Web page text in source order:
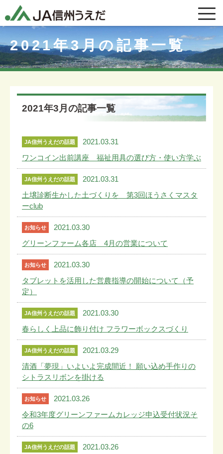
2021年3月の記事一覧
2021年3月の記事一覧
JA信州うえだの話題
2021.03.31
ワンコイン出前講座 福祉用具の選び方・使い方学ぶ
JA信州うえだの話題
2021.03.31
土壌診断生かした土づくりを 第3回ほうさくマスタ
ーclub
お知らせ
2021.03.30
グリーンファーム各店 4月の営業について
お知らせ
2021.03.30
タブレットを活用した営農指導の開始について（予
定）
JA信州うえだの話題
2021.03.30
春らしく上品に飾り付け フラワーボックスづくり
JA信州うえだの話題
2021.03.29
清酒「夢現」いよいよ完成間近！ 願い込め手作りの
シトラスリボンを掛ける
お知らせ
2021.03.26
令和3年度グリーンファームカレッジ申込受付状況そ
の6
JA信州うえだの話題
2021.03.26